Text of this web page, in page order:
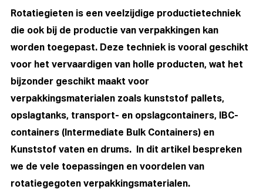
Rotatiegieten is een veelzijdige productietechniek
die ook bij de productie van verpakkingen kan
worden toegepast. Deze techniek is vooral geschikt
voor het vervaardigen van holle producten, wat het
bijzonder geschikt maakt voor
verpakkingsmaterialen zoals kunststof pallets,
opslagtanks, transport- en opslagcontainers, IBC-
containers (Intermediate Bulk Containers) en
Kunststof vaten en drums. In dit artikel bespreken
we de vele toepassingen en voordelen van
rotatiegegoten verpakkingsmaterialen.